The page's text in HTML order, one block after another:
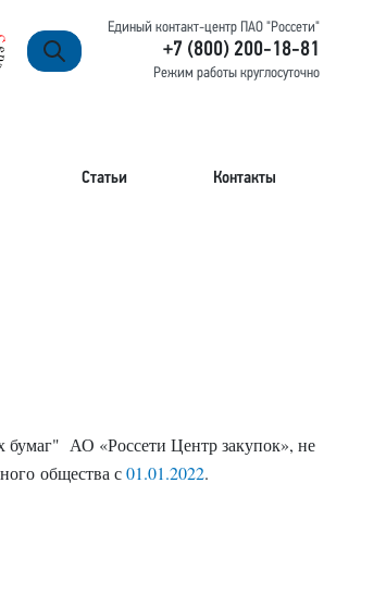
Единый контакт-центр ПАО "Россети"
+7 (800) 200-18-81
Режим работы круглосуточно
Статьи Контакты
АО «Россети Центр закупок», не
общества с01.01.2022.